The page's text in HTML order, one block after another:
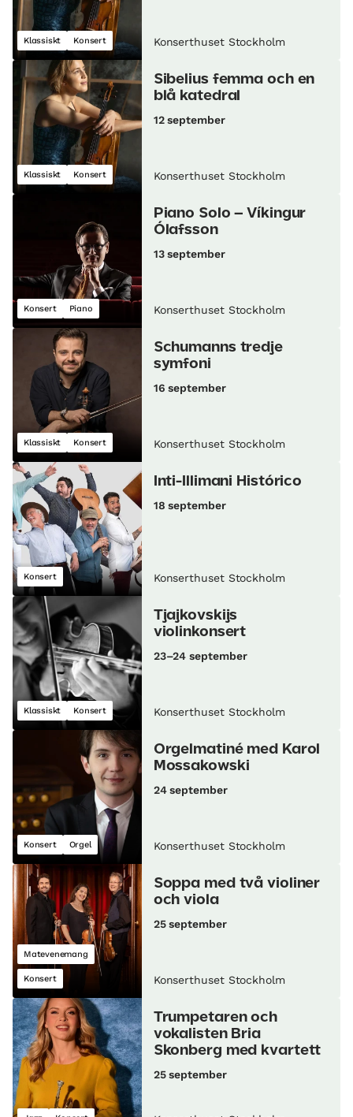
Klassiskt Konsert Konserthuset Stockholm
Klassiskt Konsert
Sibelius femma och en
blå katedral
12 september
Konserthuset Stockholm
Konsert Piano
Piano Solo – Víkingur
Ólafsson
13 september
Konserthuset Stockholm
Klassiskt Konsert
Schumanns tredje
symfoni
16 september
Konserthuset Stockholm
Konsert
Inti-Illimani Histórico
18 september
Konserthuset Stockholm
Klassiskt Konsert
Tjajkovskijs
violinkonsert
23–24 september
Konserthuset Stockholm
Konsert Orgel
Orgelmatiné med Karol
Mossakowski
24 september
Konserthuset Stockholm
Matevenemang
Konsert
Soppa med två violiner
och viola
25 september
Konserthuset Stockholm
Trumpetaren och
vokalisten Bria
Skonberg med kvartett
25 september